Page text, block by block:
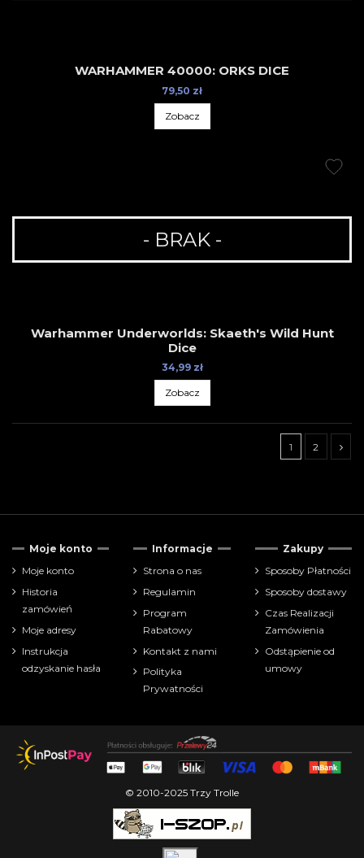
WARHAMMER 40000: ORKS DICE
79,50 zł
Zobacz
- BRAK -
Warhammer Underworlds: Skaeth's Wild Hunt
Dice
34,99 zł
Zobacz
1 2
Cena
zł
bitewniaki
Wydanie:
Moje konto
Moje konto
Historia
zamówień
Moje adresy
Instrukcja
odzyskanie hasła
Informacje
Strona o nas
Regulamin
Program
Rabatowy
Kontakt z nami
Polityka
Prywatności
Zakupy
Sposoby Płatności
Sposoby dostawy
Czas Realizacji
Zamówienia
Odstąpienie od
umowy
© 2010-2025 Trzy Trolle